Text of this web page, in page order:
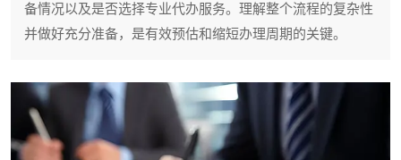
备情况以及是否选择专业代办服务。理解整个流程的复杂性
并做好充分准备，是有效预估和缩短办理周期的关键。